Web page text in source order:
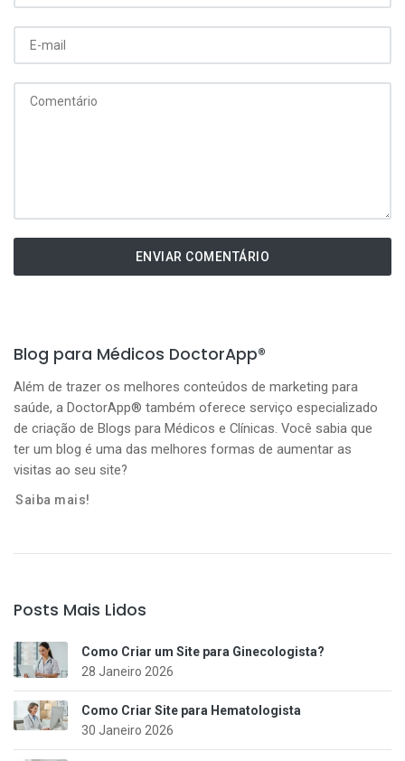
Blog para Médicos DoctorApp®
Além de trazer os melhores conteúdos de marketing para
saúde, a DoctorApp® também oferece serviço especializado
de criação de Blogs para Médicos e Clínicas. Você sabia que
ter um blog é uma das melhores formas de aumentar as
visitas ao seu site?
Saiba mais!
Posts Mais Lidos
Como Criar um Site para Ginecologista?
28 Janeiro 2026
Como Criar Site para Hematologista
30 Janeiro 2026
ENVIAR COMENTÁRIO